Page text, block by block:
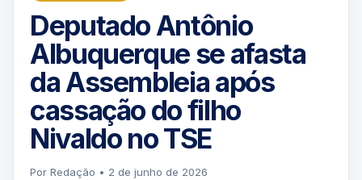
Deputado Antônio
Albuquerque se afasta
da Assembleia após
cassação do filho
Nivaldo no TSE
Por Redação • 2 de junho de 2026